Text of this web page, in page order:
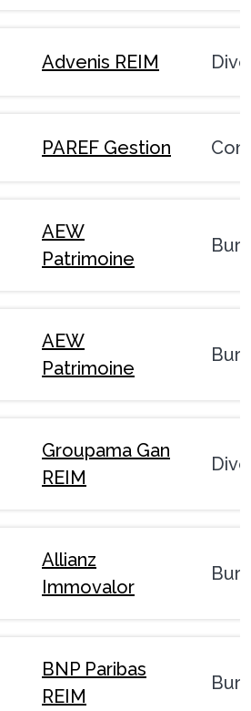
Advenis REIM
PAREF Gestion
AEW
Patrimoine
AEW
Patrimoine
Groupama Gan
REIM
Allianz
Immovalor
BNP Paribas
REIM